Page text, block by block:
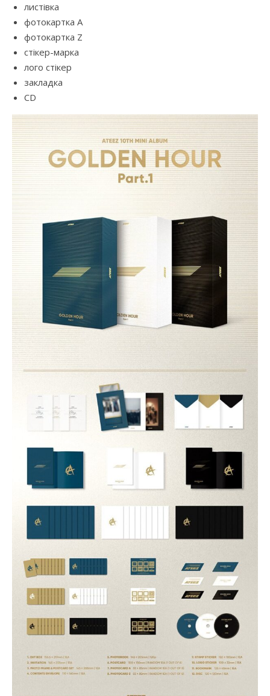
листівка
фотокартка A
фотокартка Z
стікер-марка
лого стікер
закладка
CD